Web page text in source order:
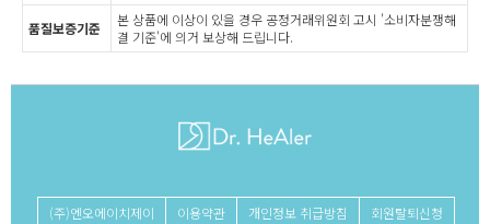
품질보증기준
본 상품에 이상이 있을 경우 공정거래위원회 고시 '소비자분쟁해
결 기준'에 의거 보상해 드립니다.
(주)엔오에이치제이 이용약관 개인정보 취급방침 회원탈퇴신청